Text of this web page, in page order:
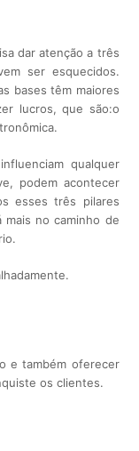
dar atenção a três
ser esquecidos.
bases têm maiores
lucros, que são:o
qualquer
podem acontecer
esses três pilares
no caminho de
e também oferecer
os clientes.